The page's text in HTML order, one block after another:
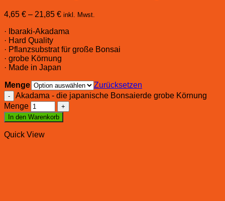
4,65 € – 21,85 € inkl. Mwst.
· Ibaraki-Akadama
· Hard Quality
· Pflanzsubstrat für große Bonsai
· grobe Körnung
· Made in Japan
Menge
Zurücksetzen
Akadama - die japanische Bonsaierde grobe Körnung
Menge
In den Warenkorb
Quick View